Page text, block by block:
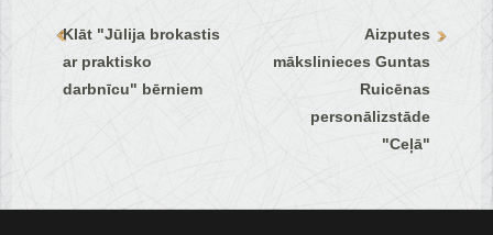
Klāt "Jūlija brokastis
ar praktisko
darbnīcu" bērniem
Aizputes
mākslinieces Guntas
Ruicēnas
personālizstāde
"Ceļā"